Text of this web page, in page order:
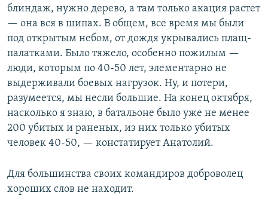
блиндаж, нужно дерево, а там только акация растет
— она вся в шипах. В общем, все время мы были
под открытым небом, от дождя укрывались плащ-
палатками. Было тяжело, особенно пожилым —
люди, которым по 40-50 лет, элементарно не
выдерживали боевых нагрузок. Ну, и потери,
разумеется, мы несли большие. На конец октября,
насколько я знаю, в батальоне было уже не менее
200 убитых и раненых, из них только убитых
человек 40-50, — констатирует Анатолий.
Для большинства своих командиров доброволец
хороших слов не находит.